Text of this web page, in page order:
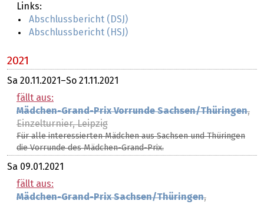
Links:
Abschlussbericht (DSJ)
Abschlussbericht (HSJ)
2021
Sa 20.11.2021 –So 21.11.2021
fällt aus:
Mädchen-Grand-Prix Vorrunde Sachsen/Thüringen,
Einzelturnier, Leipzig
Für alle interessierten Mädchen aus Sachsen und Thüringen
die Vorrunde des Mädchen-Grand-Prix.
Sa 09.01.2021
fällt aus:
Mädchen-Grand-Prix Sachsen/Thüringen,